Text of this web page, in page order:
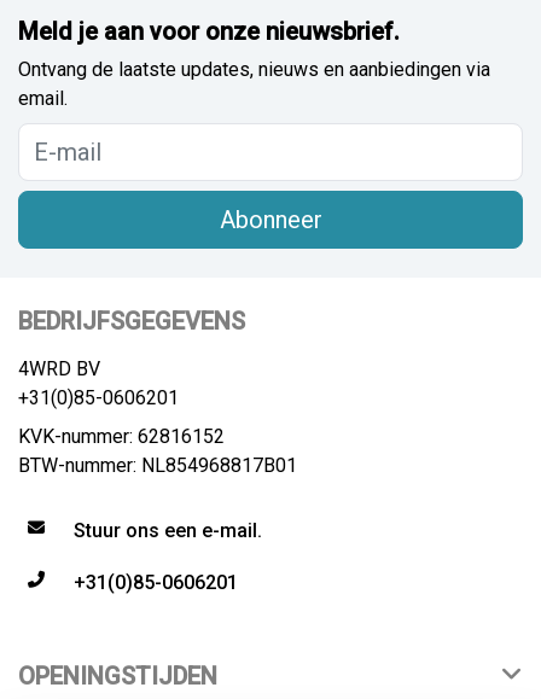
Meld je aan voor onze nieuwsbrief.
Ontvang de laatste updates, nieuws en aanbiedingen via
email.
Abonneer
BEDRIJFSGEGEVENS
4WRD BV
+31(0)85-0606201
KVK-nummer: 62816152
BTW-nummer: NL854968817B01
Stuur ons een e-mail.
+31(0)85-0606201
OPENINGSTIJDEN